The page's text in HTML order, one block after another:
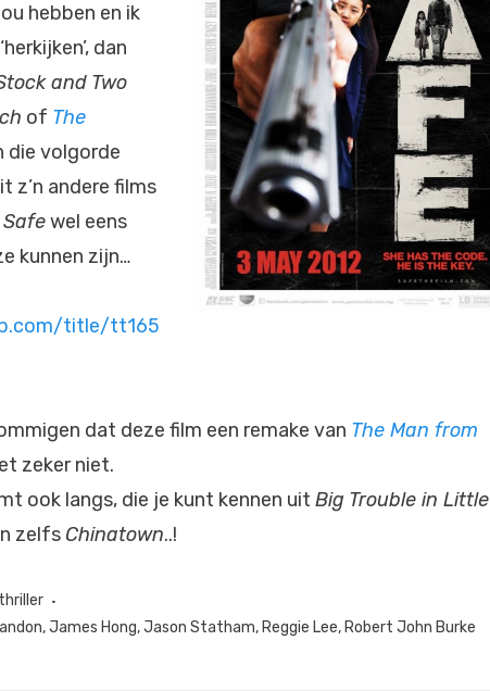
hebben en ik
dan
and Two
of The
die volgorde
z’n andere films
Safewel eens
kunnen zijn…
title/tt165
dat deze film een remake van The Man from
zeker niet.
ook langs, die je kunt kennen uit Big Trouble in Little
zelfs Chinatown..!
thriller
,James Hong,Jason Statham, Reggie Lee, Robert John Burke